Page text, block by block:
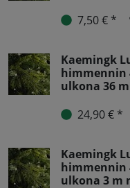
7,50 € *
Kaemingk
himmennin
ulkona 36
24,90 € *
Kaemingk
himmennin
ulkona 3 m